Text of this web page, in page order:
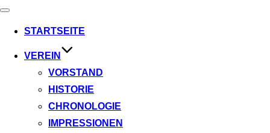
Navigation
STARTSEITE
VEREIN
VORSTAND
HISTORIE
CHRONOLOGIE
IMPRESSIONEN